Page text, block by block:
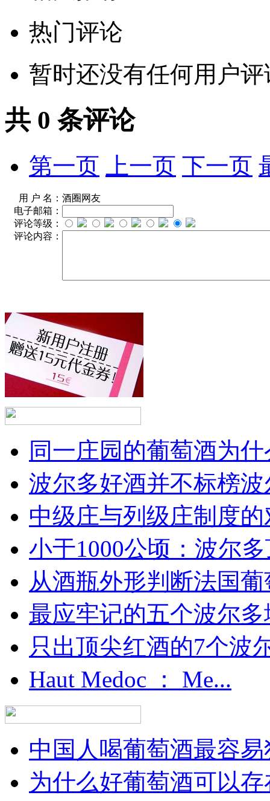
热门评论
暂时还没有任何用户评
共 0 条评论
第一页 上一页 下一页
用 户 名： 酒圈网友
电子邮箱：
评论等级：
评论内容：
同一庄园的葡萄酒为
波尔多好酒并不标榜
中级庄与列级庄制度
小于1000公顷：波尔
从酒瓶外形判断法国
最应牢记的五个波尔多
只出顶尖红酒的7个波
Haut Medoc ： Me...
中国人喝葡萄酒最容
为什么好葡萄酒可以